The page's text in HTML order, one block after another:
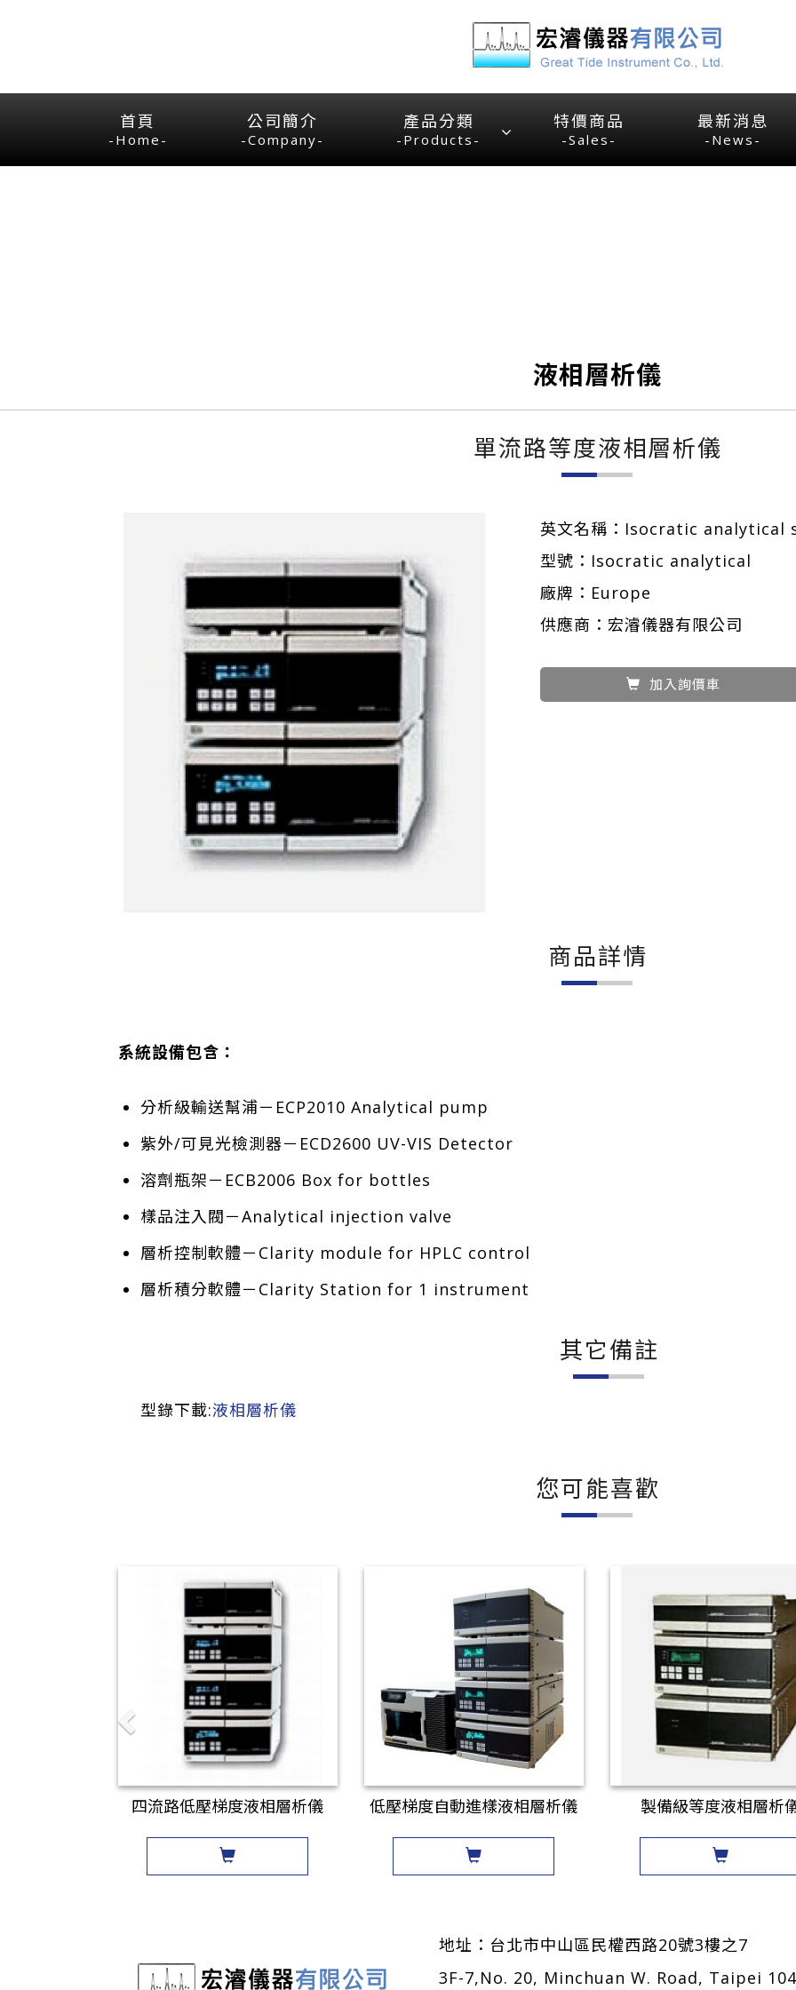
首頁
-Home-
公司簡介
-Company-
產品分類
-Products-
特價商品
-Sales-
最新消息
-News-
液相層析儀
單流路等度液相層析儀
英文名稱：Isocratic analytical
型號：Isocratic analytical
廠牌：Europe
供應商：宏濬儀器有限公司
加入詢價車
商品詳情
系統設備包含：
分析級輸送幫浦－ECP2010 Analytical pump
紫外/可見光檢測器－ECD2600 UV-VIS Detector
溶劑瓶架－ECB2006 Box for bottles
樣品注入閥－Analytical injection valve
層析控制軟體－Clarity module for HPLC control
層析積分軟體－Clarity Station for 1 instrument
其它備註
型錄下載:液相層析儀
您可能喜歡
四流路低壓梯度液相層析儀 低壓梯度自動進樣液相層析儀 製備級等度液相層析
地址： 台北市中山區民權西路20號3樓之7
3F-7,No. 20, Minchuan W. Road, Taipei